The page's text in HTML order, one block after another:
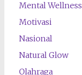
Mental Wellness
Motivasi
Nasional
Natural Glow
Olahraga